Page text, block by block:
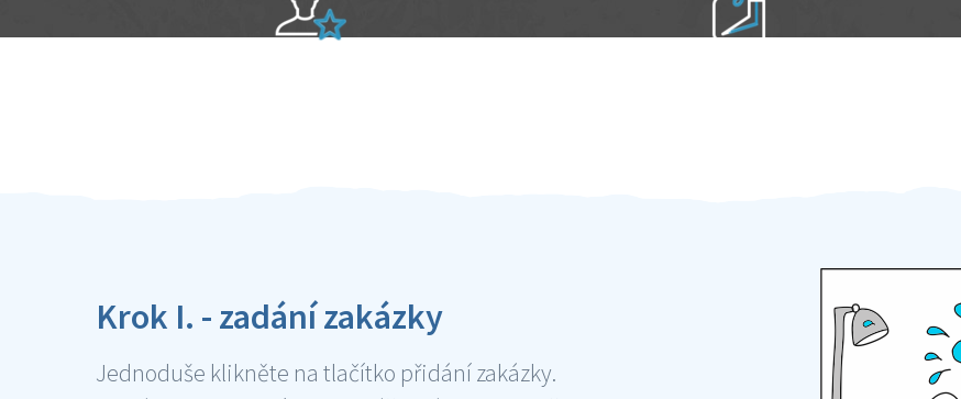
Krok I. - zadání zakázky
Jednoduše klikněte na tlačítko přidání zakázky.